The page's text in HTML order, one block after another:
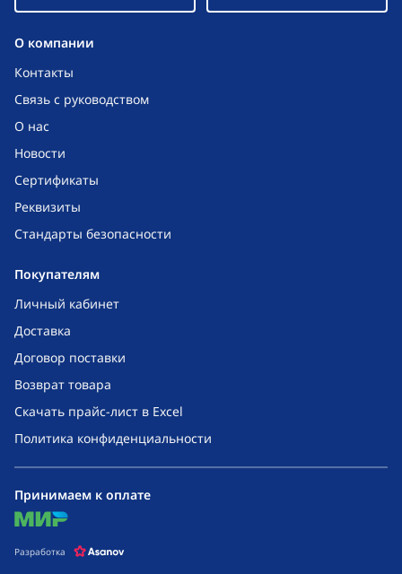
O компании
Контакты
Связь с руководством
О нас
Новости
Сертификаты
Реквизиты
Стандарты безопасности
Покупателям
Личный кабинет
Доставка
Договор поставки
Возврат товара
Скачать прайс-лист в Excel
Политика конфиденциальности
Принимаем к оплате
mir
Разработка